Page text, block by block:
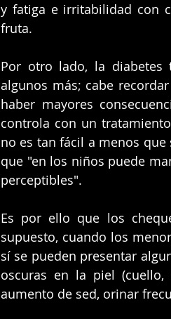
y fatiga e irritabilidad con
fruta.
Por otro lado, la diabetes
algunos más; cabe
haber mayores
controla con un
no es tan fácil a menos
que "en los niños puede
perceptibles".
Es por ello que los
supuesto, cuando los
sí se pueden presentar
oscuras en la piel (cuello,
aumento de sed, orinar